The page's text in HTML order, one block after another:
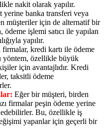
nakit olarak yapılır.
yerine banka transferi veya
müşteriler için de alternatif bir
işlemi satıcı ile yapılan
yapılır.
firmalar, kredi kartı ile ödeme
yöntem, özellikle büyük
için avantajlıdır. Kredi
taksitli ödeme
Eğer bir müşteri, birden
firmalar peşin ödeme yerine
Bu, özellikle iş
yapanlar için geçerli bir